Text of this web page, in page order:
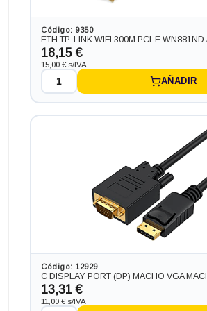
Ordenador HP PC HP SLIM ¡5 GEN 7 en
procesador INTEL CORE I5 - 7400 3.5 GHZ
VGA+HDMI+DP
206,91 €
-66,55€ más barato
Código: 9350
ETH TP-LINK WIFI 300M PCI-E WN881ND
18,15 €
15,00 € s/IVA
AÑADIR
Código: 12929
C DISPLAY PORT (DP) MACHO VGA
13,31 €
11,00 € s/IVA